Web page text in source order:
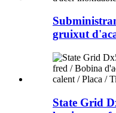
gruixut
State Grid